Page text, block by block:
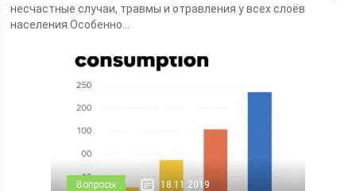
несчастные случаи, травмы и отравления у всех слоёв
населения.Особенно...
Вопросы 18.11.2019